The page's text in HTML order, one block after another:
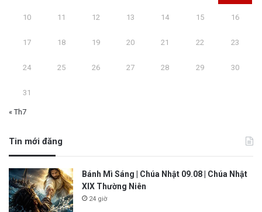
10 11 12 13 14 15 16
17 18 19 20 21 22 23
24 25 26 27 28 29 30
31
« Th7
Tin mới đăng
Bánh Mì Sáng | Chúa Nhật 09.08 | Chúa Nhật
XIX Thường Niên
24 giờ